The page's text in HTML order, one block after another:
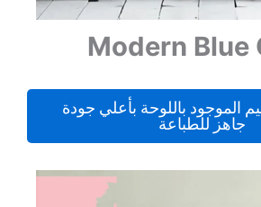
Modern Blue
الموجود باللوحة بأعلي جودة
جاهز للطباعة